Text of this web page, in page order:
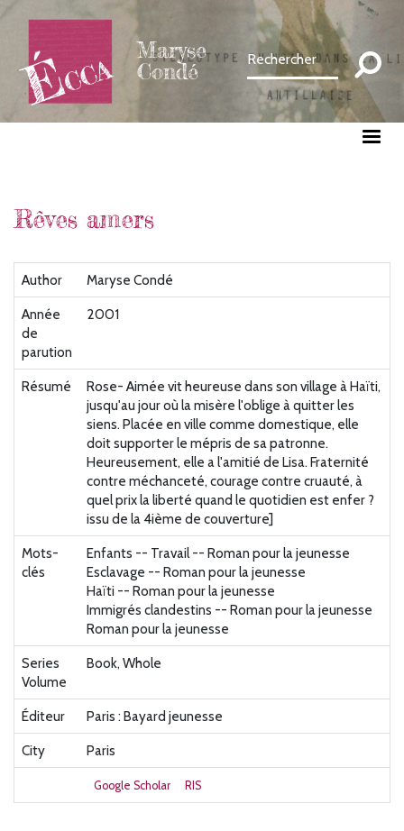
contenu
principal
Maryse
Condé
Rêves amers
Author
Maryse Condé
Année
de
parution
2001
Résumé
Rose- Aimée vit heureuse dans son village à Haïti,
jusqu'au jour où la misère l'oblige à quitter les
siens. Placée en ville comme domestique, elle
doit supporter le mépris de sa patronne.
Heureusement, elle a l'amitié de Lisa. Fraternité
contre méchanceté, courage contre cruauté, à
quel prix la liberté quand le quotidien est enfer ?
issu de la 4ième de couverture]
Mots-
clés
Enfants -- Travail -- Roman pour la jeunesse
Esclavage -- Roman pour la jeunesse
Haïti -- Roman pour la jeunesse
Immigrés clandestins -- Roman pour la jeunesse
Roman pour la jeunesse
Series
Volume
Book, Whole
Éditeur
Paris : Bayard jeunesse
City
Paris
Google Scholar RIS